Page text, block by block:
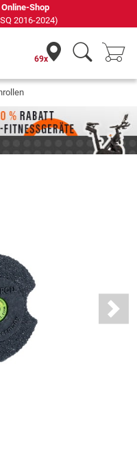
eigenen Servicetechnikern
69x
Next